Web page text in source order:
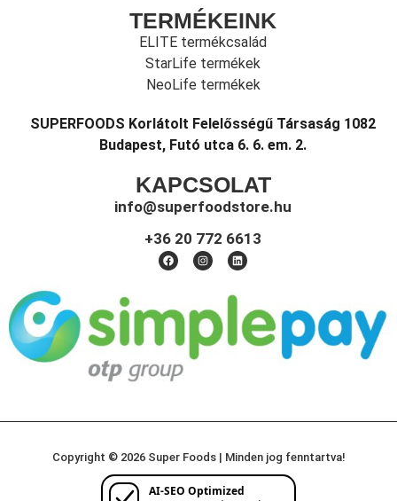
TERMÉKEINK
ELITE termékcsalád
StarLife termékek
NeoLife termékek
SUPERFOODS Korlátolt Felelősségű Társaság 1082
Budapest, Futó utca 6. 6. em. 2.
KAPCSOLAT
info@superfoodstore.hu
+36 20 772 6613
Copyright © 2026 Super Foods | Minden jog fenntartva!
AI-SEO Optimized